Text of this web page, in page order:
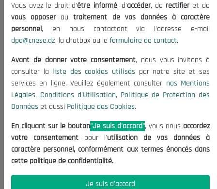
Informations utiles
Appels d'offres et Consultations
Mentions Légales
Conditions d'Utilisation
Politique de Protection des Données
Politique des Cookies
Nous Contacter
(+213) 021 98 01 00|01|02
contact@cnese.dz
Suggestions ou Initiatives ?
Newsletter
dernières nouvelles.
Vous avez le droit d'être informé, d'accéder, de rectifieret de
vous opposerautraitement de vos données à caractère
personnel, en nous contactant via l'adresse e-mail
dpo@cnese.dz, la chatbox ou le formulaire de contact.
Avant de donner votre consentement, nous vous invitons à
consulter la liste des cookies utilisés par notre site et ses
services en ligne. Veuillez également consulter nos Mentions
Légales, Conditions d'Utilisation, Politique de Protection des
Données et aussi Politique des Cookies.
En cliquant sur le bouton"Je suis d'accord", vous nous accordez
votre consentement pour l'utilisation de vos données à
caractère personnel, conformément aux termes énoncés dans
cette politique de confidentialité.
Je suis d'accord